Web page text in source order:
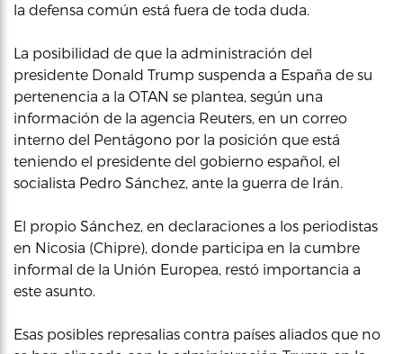
la defensa común está fuera de toda duda.
La posibilidad de que la administración del
presidente Donald Trump suspenda a España de su
pertenencia a la OTAN se plantea, según una
información de la agencia Reuters, en un correo
interno del Pentágono por la posición que está
teniendo el presidente del gobierno español, el
socialista Pedro Sánchez, ante la guerra de Irán.
El propio Sánchez, en declaraciones a los periodistas
en Nicosia (Chipre), donde participa en la cumbre
informal de la Unión Europea, restó importancia a
este asunto.
Esas posibles represalias contra países aliados que no